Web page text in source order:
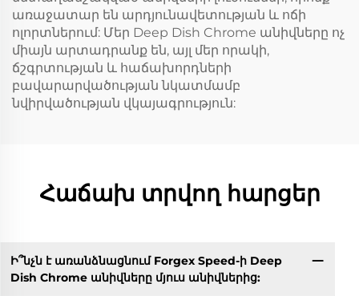
առաջատար են արդյունավետության և ոճի
ոլորտներում: Մեր Deep Dish Chrome անիվները ոչ
միայն արտադրանք են, այլ մեր որակի,
ճշգրտության և հաճախորդների
բավարարվածության նկատմամբ
նվիրվածության վկայագրություն:
Հաճախ տրվող հարցեր
Ի՞նչն է առանձնացնում Forgex Speed-ի Deep
Dish Chrome անիվները մյուս անիվներից: